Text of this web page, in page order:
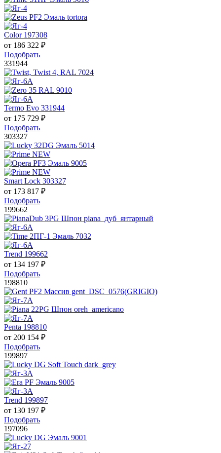
Color 197308
от 186 322 ₽
Подобрать
331944
Termo Evo 331944
от 175 729 ₽
Подобрать
303327
Smart Lock 303327
от 173 817 ₽
Подобрать
199662
Trend 199662
от 134 197 ₽
Подобрать
198810
Penta 198810
от 200 154 ₽
Подобрать
199897
Trend 199897
от 130 197 ₽
Подобрать
197096